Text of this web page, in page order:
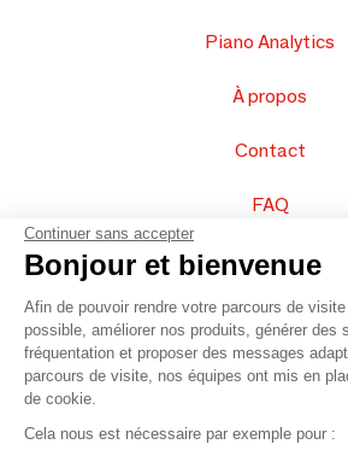
Piano Analytics
À propos
Contact
FAQ
Vendez vos produits
Plan du site
© 2016 –Organisation
Continuer sans accepter
Bonjour et bienvenue
Afin de pouvoir rendre votre parcours de
possible, améliorer nos produits, générer des
fréquentation et proposer des messages
parcours de visite, nos équipes ont mis en
de cookie.
Cela nous est nécessaire par exemple pour :